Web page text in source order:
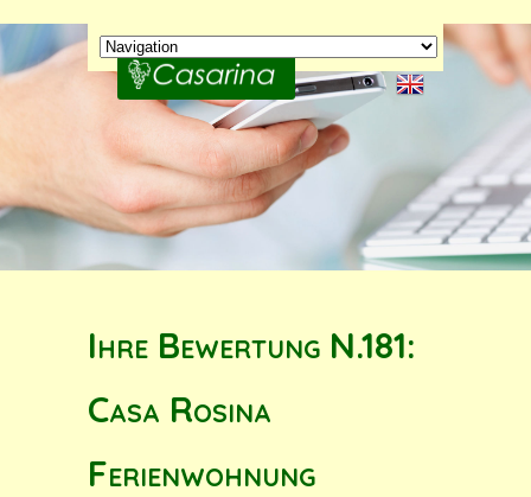
Ihre Bewertung N.181:
Casa Rosina
Ferienwohnung